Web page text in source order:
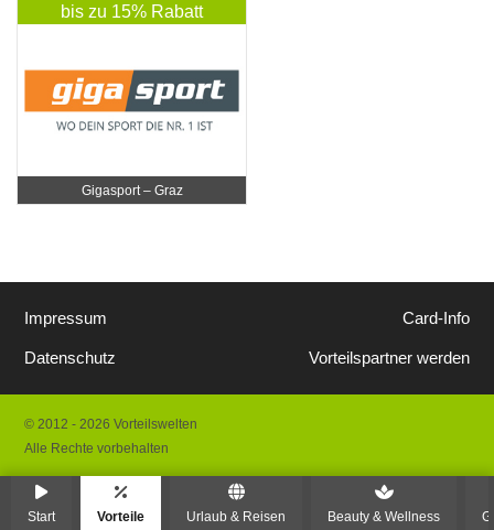
Start Vorteile Urlaub & Reisen Beauty & Wellness
bis zu 15% Rabatt
Gigasport – Graz
Impressum
Datenschutz
Card-Info
Vorteilspartner werden
© 2012 - 2026 Vorteilswelten
Alle Rechte vorbehalten